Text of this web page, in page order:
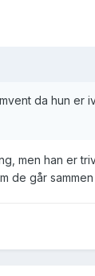
da hun er
men han er
de går sammen